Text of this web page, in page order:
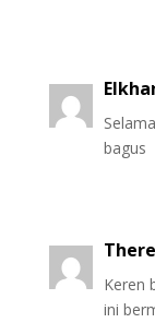
bagus
Keren
ini